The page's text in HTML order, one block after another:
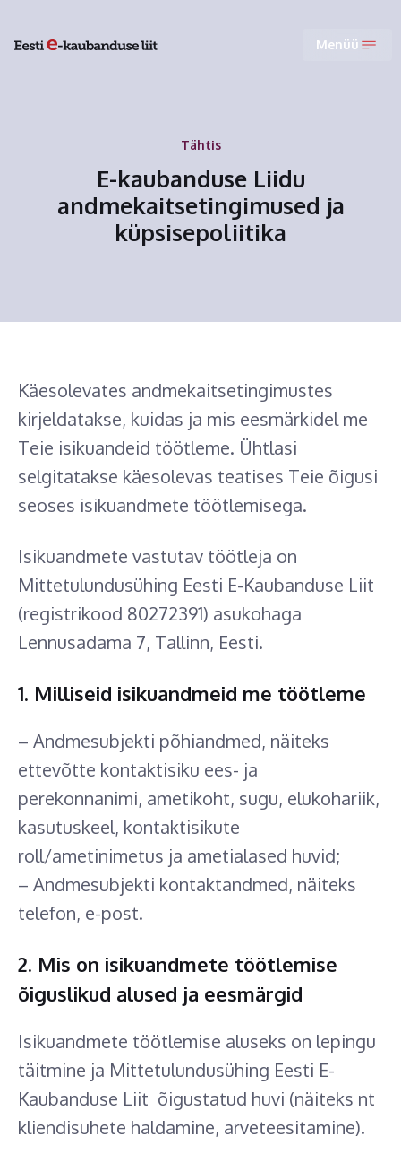
Menüü
Tähtis
E-kaubanduse Liidu
andmekaitsetingimused ja
küpsisepoliitika
Käesolevates andmekaitsetingimustes
kirjeldatakse, kuidas ja mis eesmärkidel me
Teie isikuandeid töötleme. Ühtlasi
selgitatakse käesolevas teatises Teie õigusi
seoses isikuandmete töötlemisega.
Isikuandmete vastutav töötleja on
Mittetulundusühing Eesti E-Kaubanduse Liit
(registrikood 80272391) asukohaga
Lennusadama 7, Tallinn, Eesti.
1. Milliseid isikuandmeid me töötleme
– Andmesubjekti põhiandmed, näiteks
ettevõtte kontaktisiku ees- ja
perekonnanimi, ametikoht, sugu, elukohariik,
kasutuskeel, kontaktisikute
roll/ametinimetus ja ametialased huvid;
– Andmesubjekti kontaktandmed, näiteks
telefon, e-post.
2. Mis on isikuandmete töötlemise
õiguslikud alused ja eesmärgid
Isikuandmete töötlemise aluseks on lepingu
täitmine ja Mittetulundusühing Eesti E-
Kaubanduse Liit õigustatud huvi (näiteks nt
kliendisuhete haldamine, arveteesitamine).